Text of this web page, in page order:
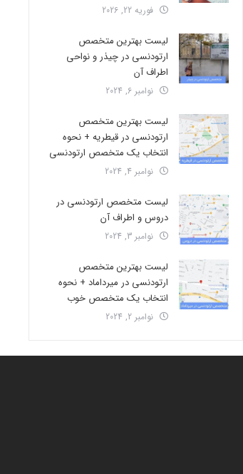
فوریه 22, 2026
لیست بهترین متخصص
ارتودنسی در چیذر و نواحی
اطراف آن
نوامبر 6, 2024
لیست بهترین متخصص
ارتودنسی در قیطریه + نحوه
انتخاب یک متخصص ارتودنسی
نوامبر 4, 2024
لیست متخصص ارتودنسی در
دروس و اطراف آن
نوامبر 3, 2024
لیست بهترین متخصص
ارتودنسی در میرداماد + نحوه
انتخاب یک متخصص خوب
نوامبر 2, 2024